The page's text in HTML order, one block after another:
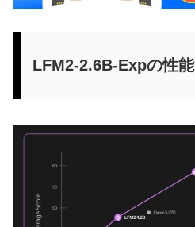
LFM2-2.6B-Expの性能